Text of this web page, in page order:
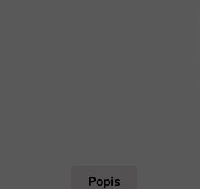
Popis